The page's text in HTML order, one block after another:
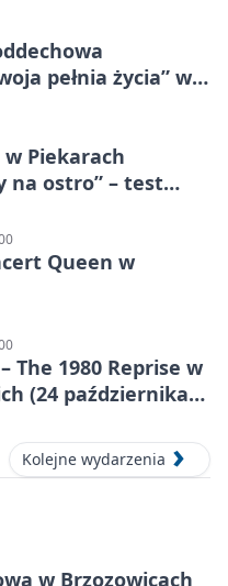
pełnia życia” w
Piekarach
na ostro” – test
Queen w
The 1980 Reprise w
(24 października
Kolejne wydarzenia
w Brzozowicach